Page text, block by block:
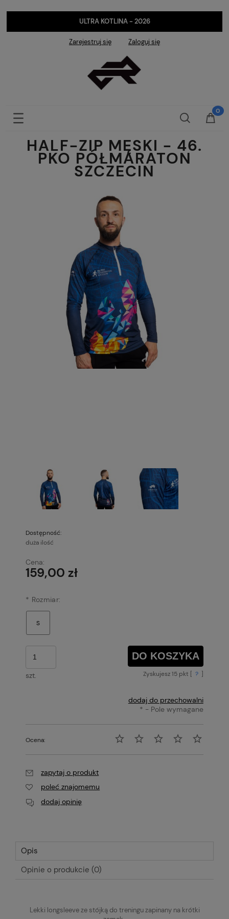
ULTRA KOTLINA - 2026
Zarejestruj się Zaloguj się
HALF-ZIP MĘSKI - 46.
PKO PÓŁMARATON
SZCZECIN
Dostępność:
duża ilość
Cena:
159,00 zł
* Rozmiar:
szt.
DO KOSZYKA
Zyskujesz 15pkt [ ? ]
dodaj do przechowalni
* - Pole wymagane
Ocena:
zapytaj o produkt
poleć znajomemu
dodaj opinię
Opis
Opinie o produkcie (0)
Lekki longsleeve ze stójką do treningu zapinany na krótki